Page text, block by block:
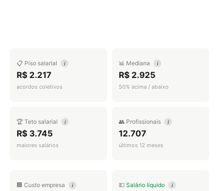
📋 Piso salarial i
R$ 2.217
acordos coletivos
📊 Mediana i
R$ 2.925
50% acima / abaixo
🏆 Teto salarial i
R$ 3.745
maiores salários
👥 Profissionais i
12.707
últimos 12 meses
🏢 Custo empresa i 💵 Salário líquido i